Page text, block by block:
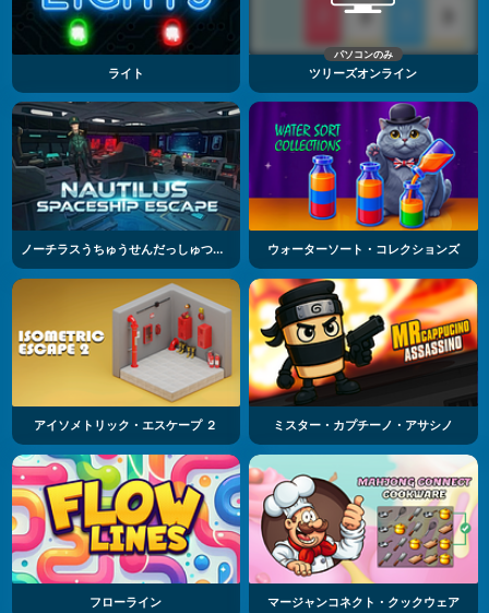
ライト
パソコンのみ
ツリーズオンライン
ノーチラスうちゅうせんだっしゅつパズル ウォーターソート・コレクションズ
アイソメトリック・エスケープ ２ ミスター・カプチーノ・アサシノ
フローライン マージャンコネクト・クックウェア